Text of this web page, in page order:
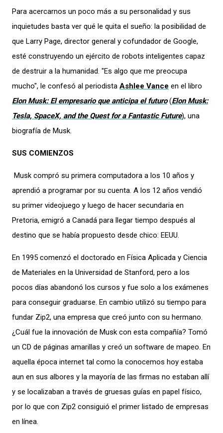
Para acercarnos un poco más a su personalidad y sus
inquietudes basta ver qué le quita el sueño: la posibilidad de
que Larry Page, director general y cofundador de Google,
esté construyendo un ejército de robots inteligentes capaz
de destruir a la humanidad. "Es algo que me preocupa
mucho", le confesó al periodista Ashlee Vance en el libro
Elon Musk: El empresario que anticipa el futuro(Elon Musk:
Tesla, SpaceX, and the Quest for a Fantastic Future), una
biografía de Musk.
SUS COMIENZOS
Musk compró su primera computadora a los 10 años y
aprendió a programar por su cuenta. A los 12 años vendió
su primer videojuego y luego de hacer secundaria en
Pretoria, emigró a Canadá para llegar tiempo después al
destino que se había propuesto desde chico: EEUU.
En 1995 comenzó el doctorado en Física Aplicada y Ciencia
de Materiales en la Universidad de Stanford, pero a los
pocos días abandonó los cursos y fue solo a los exámenes
para conseguir graduarse. En cambio utilizó su tiempo para
fundar Zip2, una empresa que creó junto con su hermano.
¿Cuál fue la innovación de Musk con esta compañía? Tomó
un CD de páginas amarillas y creó un software de mapeo. En
aquella época internet tal como la conocemos hoy estaba
aun en sus albores y la mayoría de las firmas no estaban allí
y se localizaban a través de gruesas guías en papel físico,
por lo que con Zip2 consiguió el primer listado de empresas
en línea.